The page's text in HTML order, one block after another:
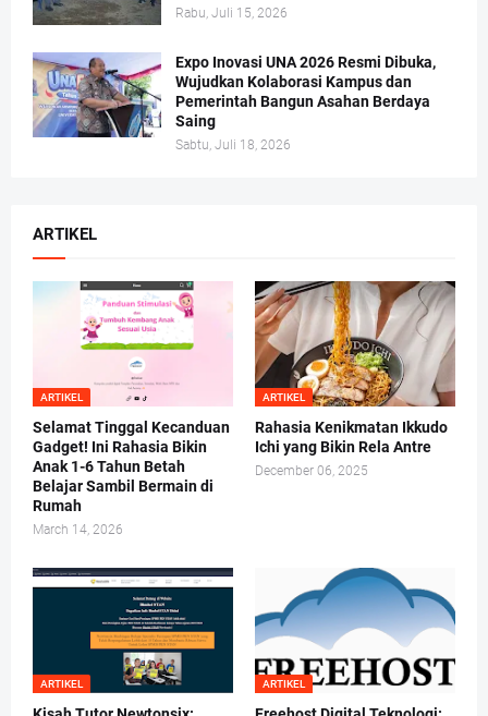
Rabu, Juli 15, 2026
Expo Inovasi UNA 2026 Resmi Dibuka,
Wujudkan Kolaborasi Kampus dan
Pemerintah Bangun Asahan Berdaya
Saing
Sabtu, Juli 18, 2026
ARTIKEL
ARTIKEL
Selamat Tinggal Kecanduan
Gadget! Ini Rahasia Bikin
Anak 1-6 Tahun Betah
Belajar Sambil Bermain di
Rumah
March 14, 2026
ARTIKEL
Rahasia Kenikmatan Ikkudo
Ichi yang Bikin Rela Antre
December 06, 2025
ARTIKEL ARTIKEL